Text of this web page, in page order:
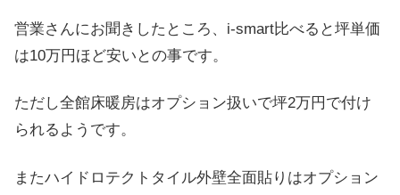
営業さんにお聞きしたところ、i-smart比べると坪単価
は10万円ほど安いとの事です。
ただし全館床暖房はオプション扱いで坪2万円で付け
られるようです。
またハイドロテクトタイル外壁全面貼りはオプション